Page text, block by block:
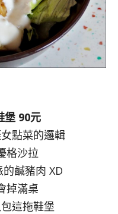
堡 90元
點菜的邏輯
格沙拉
鹹豬肉 XD
掉滿桌
這拖鞋堡